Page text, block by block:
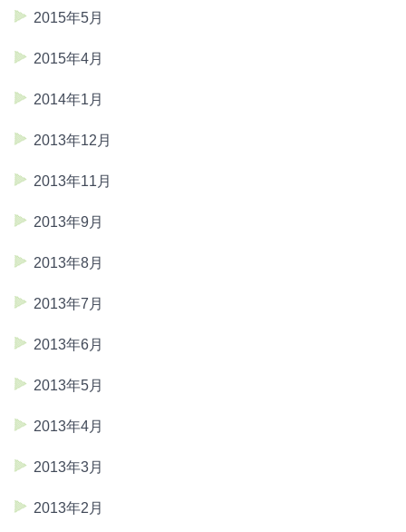
2015年5月
2015年4月
2014年1月
2013年12月
2013年11月
2013年9月
2013年8月
2013年7月
2013年6月
2013年5月
2013年4月
2013年3月
2013年2月